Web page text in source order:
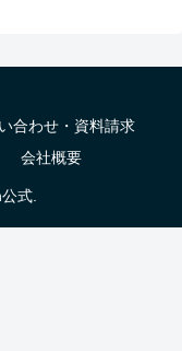
合わせ・資料請求
会社概要
式.